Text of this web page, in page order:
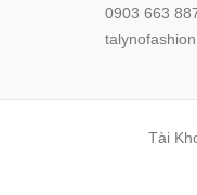
0903 663
Tài